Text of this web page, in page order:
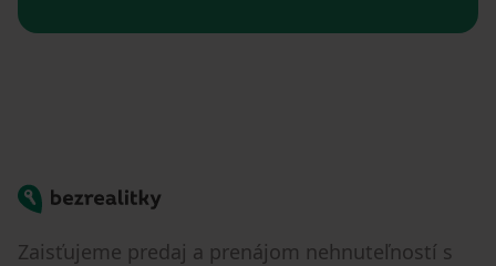
Bezrealitky
Zaisťujeme predaj a prenájom nehnuteľností s